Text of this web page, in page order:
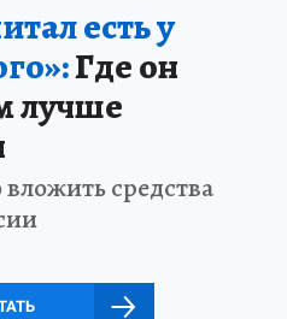
есть у
Где он
лучше
средства